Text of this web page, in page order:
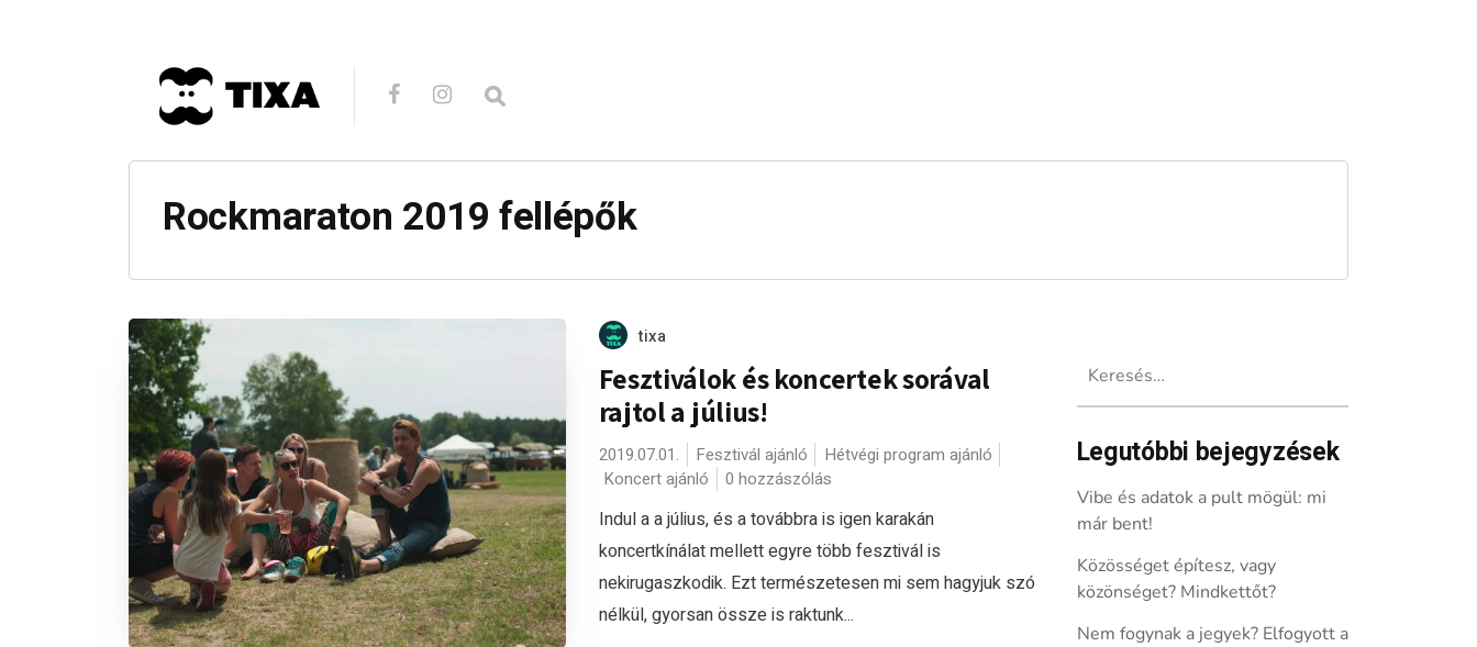
Rockmaraton 2019 fellépők
tixa
Fesztiválok és koncertek sorával
rajtol a július!
2019.07.01. Fesztivál ajánló
Hétvégi program ajánló
Koncert ajánló
0 hozzászólás
Indul a a július, és a továbbra is igen karakán
koncertkínálat mellett egyre több fesztivál is
nekirugaszkodik. Ezt természetesen mi sem hagyjuk szó
nélkül, gyorsan össze is raktunk...
Legutóbbi bejegyzések
Vibe és adatok a pult mögül: mi
már bent!
Közösséget építesz, vagy
közönséget? Mindkettőt?
Nem fogynak a jegyek? Elfogyott a